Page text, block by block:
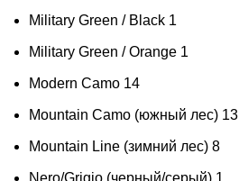
Military Green / Black 1
Military Green / Orange 1
Modern Cаmo 14
Mountain Camo (южный лес) 13
Mountain Line (зимний лес) 8
Nero/Grigio (черный/серый) 1